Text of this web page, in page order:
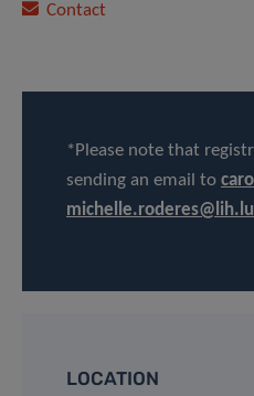
Contact
*Please note that
sending an email to
michelle.roderes@lih.lu
LOCATION